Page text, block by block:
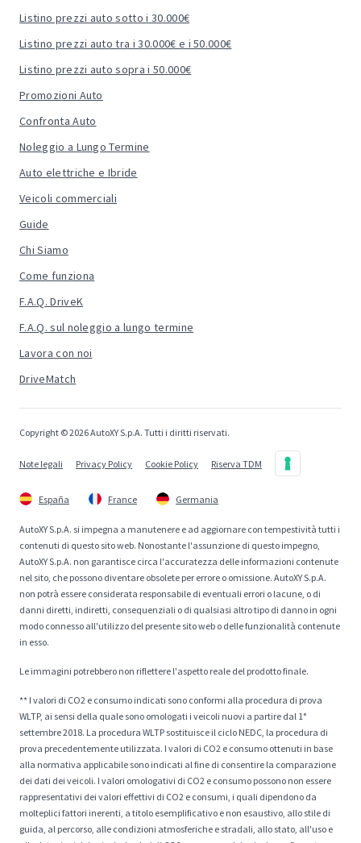
Listino prezzi auto sotto i 30.000€
Listino prezzi auto tra i 30.000€ e i 50.000€
Listino prezzi auto sopra i 50.000€
Promozioni Auto
Confronta Auto
Noleggio a Lungo Termine
Auto elettriche e Ibride
Veicoli commerciali
Guide
Chi Siamo
Come funziona
F.A.Q. DriveK
F.A.Q. sul noleggio a lungo termine
Lavora con noi
DriveMatch
Copyright © 2026 AutoXY S.p.A. Tutti i diritti riservati.
Note legali Privacy Policy Cookie Policy Riserva TDM
España France Germania
AutoXY S.p.A. si impegna a manutenere e ad aggiornare con tempestività tutti i
contenuti di questo sito web. Nonostante l'assunzione di questo impegno,
AutoXY S.p.A. non garantisce circa l'accuratezza delle informazioni contenute
nel sito, che possono diventare obsolete per errore o omissione. AutoXY S.p.A.
non potrà essere considerata responsabile di eventuali errori o lacune, o di
danni diretti, indiretti, consequenziali o di qualsiasi altro tipo di danno in ogni
modo connesso all'utilizzo del presente sito web o delle funzionalità contenute
in esso.
Le immagini potrebbero non riflettere l'aspetto reale del prodotto finale.
** I valori di CO2 e consumo indicati sono conformi alla procedura di prova
WLTP, ai sensi della quale sono omologati i veicoli nuovi a partire dal 1°
settembre 2018. La procedura WLTP sostituisce il ciclo NEDC, la procedura di
prova precedentemente utilizzata. I valori di CO2 e consumo ottenuti in base
alla normativa applicabile sono indicati al fine di consentire la comparazione
dei dati dei veicoli. I valori omologativi di CO2 e consumo possono non essere
rappresentativi dei valori effettivi di CO2 e consumi, i quali dipendono da
molteplici fattori inerenti, a titolo esemplificativo e non esaustivo, allo stile di
guida, al percorso, alle condizioni atmosferiche e stradali, allo stato, all'uso e